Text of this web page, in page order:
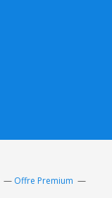
Offre Premium